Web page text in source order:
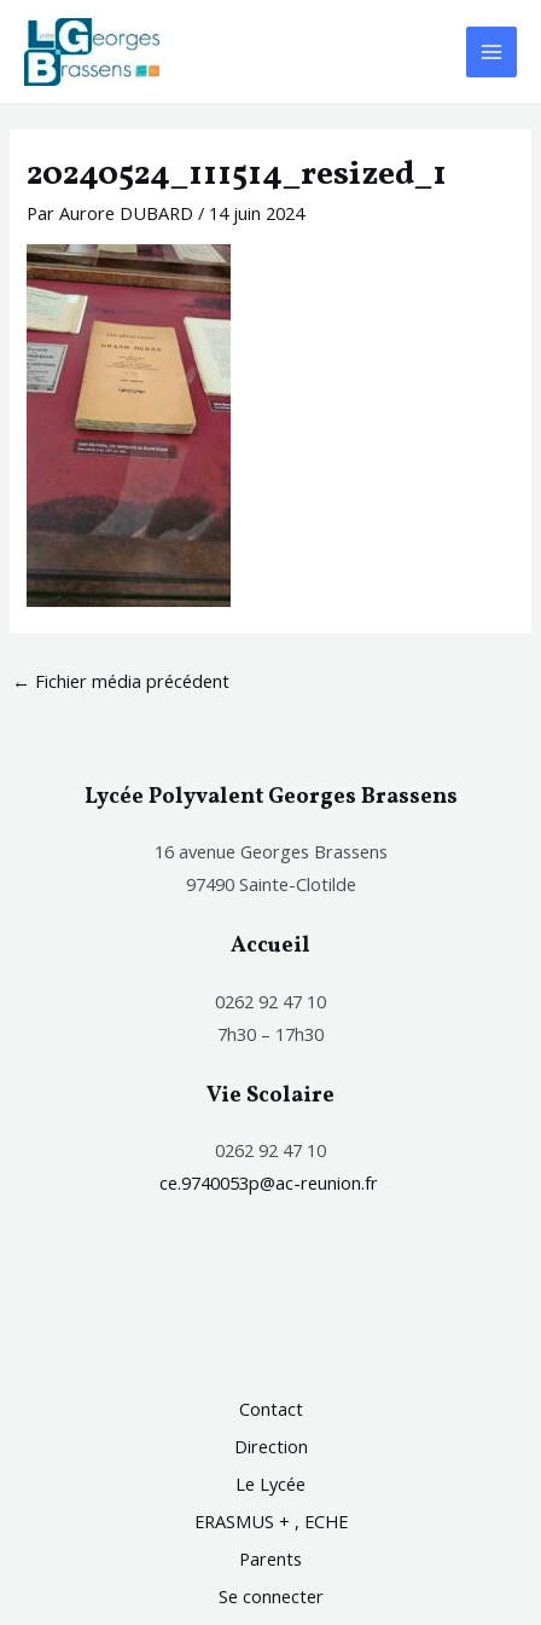
Aller
contenu
Main
Menu
20240524_111514_resized_1
ParAurore DUBARD/ 14 juin 2024
Navigation
des
articles
← Fichier média précédent
Lycée Polyvalent Georges Brassens
16 avenue Georges Brassens
97490 Sainte-Clotilde
Accueil
0262 92 47 10
7h30 – 17h30
Vie Scolaire
0262 92 47 10
ce.9740053p@ac-reunion.fr
Contact
Direction
Le Lycée
ERASMUS + , ECHE
Parents
Se connecter